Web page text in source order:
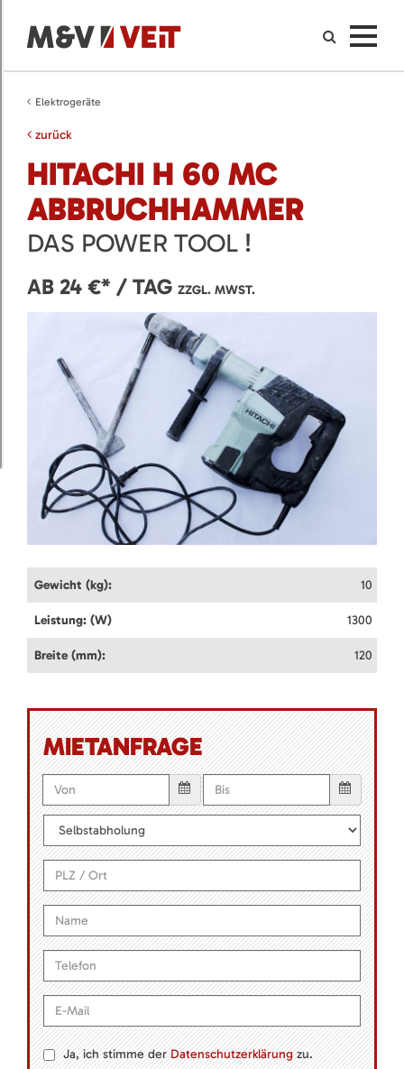
Elektrogeräte
zurück
HITACHI H 60 MC
ABBRUCHHAMMER
DAS POWER TOOL !
AB 24 €* / TAG ZZGL. MWST.
Gewicht (kg): 10
Leistung: (W) 1300
Breite (mm): 120
MIETANFRAGE
Ja, ich stimme derDatenschutzerklärungzu.